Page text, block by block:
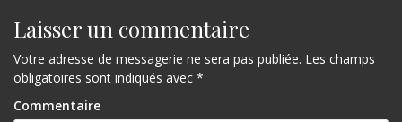
Laisser un commentaire
Votre adresse de messagerie ne sera pas publiée. Les champs
obligatoires sont indiqués avec *
Commentaire